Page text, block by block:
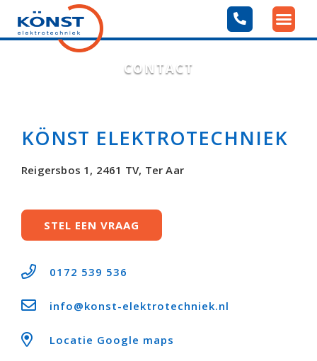
CONTACT
KÖNST ELEKTROTECHNIEK
Reigersbos 1, 2461 TV, Ter Aar
STEL EEN VRAAG
0172 539 536
info@konst-elektrotechniek.nl
Locatie Google maps